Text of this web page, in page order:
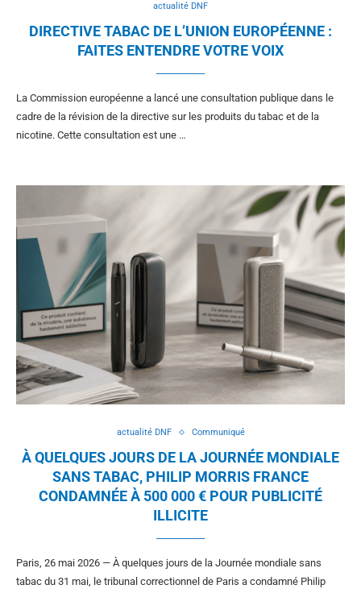
actualité DNF
DIRECTIVE TABAC DE L’UNION EUROPÉENNE :
FAITES ENTENDRE VOTRE VOIX
La Commission européenne a lancé une consultation publique dans le
cadre de la révision de la directive sur les produits du tabac et de la
nicotine. Cette consultation est une …
actualité DNF Communiqué
À QUELQUES JOURS DE LA JOURNÉE MONDIALE
SANS TABAC, PHILIP MORRIS FRANCE
CONDAMNÉE À 500 000 € POUR PUBLICITÉ
ILLICITE
Paris, 26 mai 2026 — À quelques jours de la Journée mondiale sans
tabac du 31 mai, le tribunal correctionnel de Paris a condamné Philip